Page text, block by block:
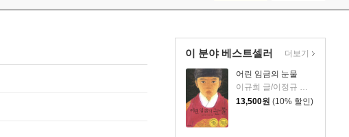
이 분야 베스트셀러
어린 임금의 눈물
이규희 글/이정규 그림
13,500원 (10% 할인)
더보기